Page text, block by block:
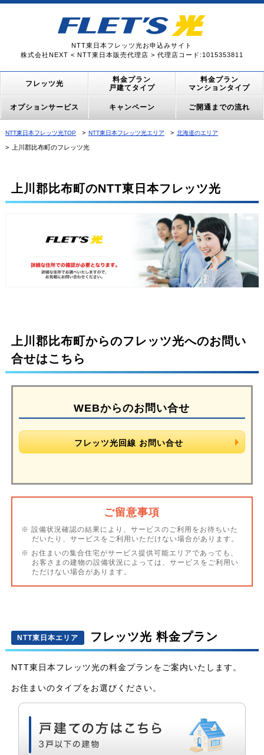
NTT東日本フレッツ光お申込みサイト
株式会社NEXT < NTT東日本販売代理店 > 代理店コード:1015353811
フレッツ光
料金プラン
戸建てタイプ
料金プラン
マンションタイプ
オプションサービス キャンペーン ご開通までの流れ
NTT東日本フレッツ光TOP NTT東日本フレッツ光エリア 北海道のエリア
上川郡比布町のフレッツ光
上川郡比布町のNTT東日本フレッツ光
上川郡比布町からのフレッツ光へのお問い
合せはこちら
WEBからのお問い合せ
フレッツ光回線 お問い合せ
ご留意事項
※ 設備状況確認の結果により、サービスのご利用をお待ちいた
だいたり、サービスをご利用いただけない場合があります。
※ お住まいの集合住宅がサービス提供可能エリアであっても、
お客さまの建物の設備状況によっては、サービスをご利用い
ただけない場合があります。
NTT東日本エリア フレッツ光 料金プラン
NTT東日本フレッツ光の料金プランをご案内いたします。
お住まいのタイプをお選びください。